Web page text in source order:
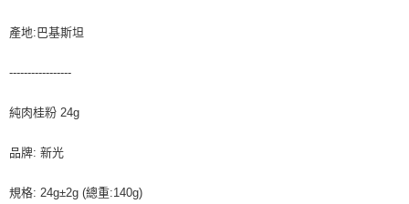
產地:巴基斯坦
-----------------
純肉桂粉 24g
品牌: 新光
規格: 24g±2g (總重:140g)